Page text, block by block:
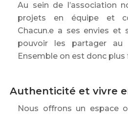
Au sein de l’association
projets en équipe et
Chacun.e a ses envies
pouvoir les partager au
Ensemble on est donc plus
Authenticité et vivre
Nous offrons un espace